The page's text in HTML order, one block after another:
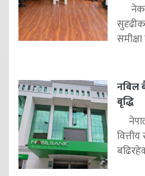
समीक्षा
नबिल
बृद्धि